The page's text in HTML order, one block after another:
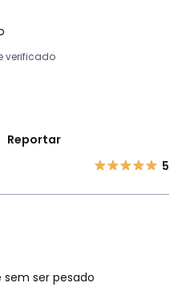
verificado
Reportar
5
ser pesado